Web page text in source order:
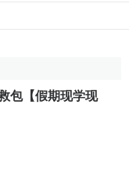
的
全部接管改为公
局。改革开放以后，
就是出台了相关
各类社会团体和个
制的根本动力有两
人民群众对教育的
包【假期现学现